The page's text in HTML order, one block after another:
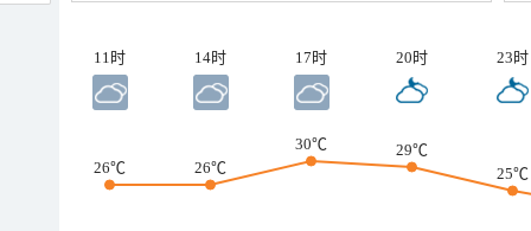
11时 14时 17时 20时 23时
26℃ 26℃
30℃
29℃
25℃